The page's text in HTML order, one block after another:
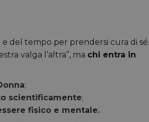
del tempo per prendersi cura di sé.
valga l’altra”, ma chi entra in
;
scientificamente;
fisico e mentale.